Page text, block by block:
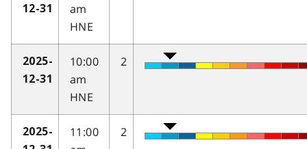
12-31
am
HNE
2025-
12-31
10:00
am
HNE
2
2025-
11:00
2